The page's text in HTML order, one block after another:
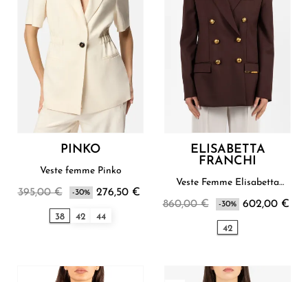
PINKO
Veste femme Pinko
395,00 € -30% 276,50 €
38 42 44
ELISABETTA
FRANCHI
Veste Femme Elisabetta
860,00 € -30% 602,00 €
42